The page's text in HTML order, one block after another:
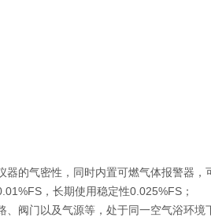
的气密性，同时内置可燃气体报警器，
，长期使用稳定性0.025%FS；
阀门以及气源等，处于同一空气浴环